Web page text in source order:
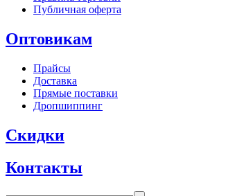
Публичная оферта
Оптовикам
Прайсы
Доставка
Прямые поставки
Дропшиппинг
Скидки
Контакты